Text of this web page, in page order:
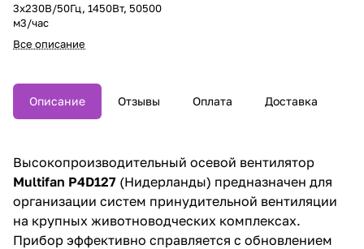
3x230В/50Гц, 1450Вт, 50500
м3/час
Все описание
Описание Отзывы Оплата Доставка
Высокопроизводительный осевой вентилятор
Multifan P4D127 (Нидерланды) предназначен для
организации систем принудительной вентиляции
на крупных животноводческих комплексах.
Прибор эффективно справляется с обновлением